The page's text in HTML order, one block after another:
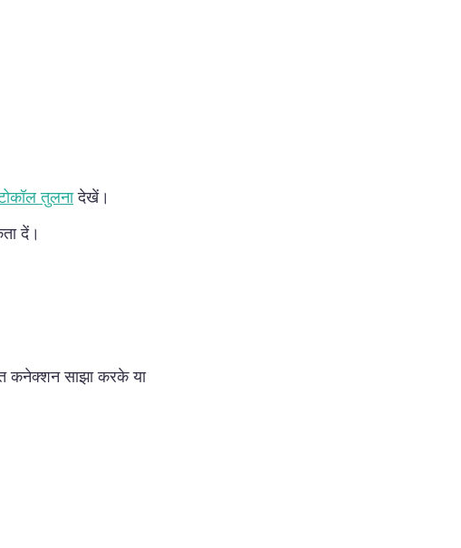
तुलनादेखें।
दें।
कनेक्शन साझा करके या